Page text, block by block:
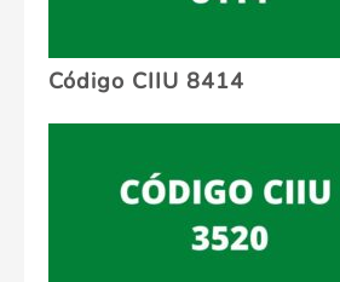
Código CIIU 8414